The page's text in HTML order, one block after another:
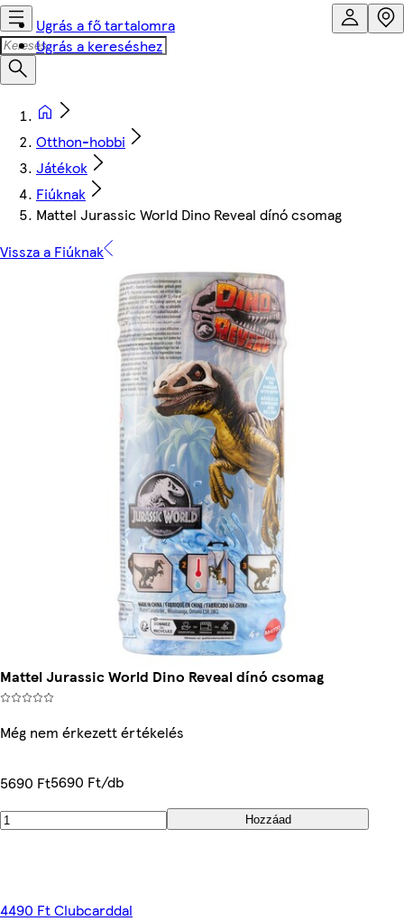
Ugrás a fő tartalomra
Ugrás a kereséshez
Otthon-hobbi
Játékok
Fiúknak
Mattel Jurassic World Dino Reveal dínó csomag
Vissza a Fiúknak
Mattel Jurassic World Dino Reveal dínó csomag
Még nem érkezett értékelés
5690 Ft5690 Ft/db
Hozzáad
4490 Ft Clubcarddal